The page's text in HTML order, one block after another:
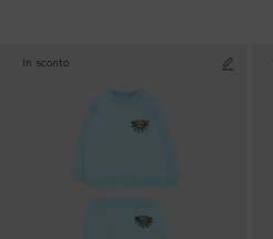
In sconto